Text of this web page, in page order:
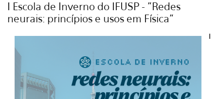
I Escola de Inverno do IFUSP - "Redes
neurais: princípios e usos em Física"
I